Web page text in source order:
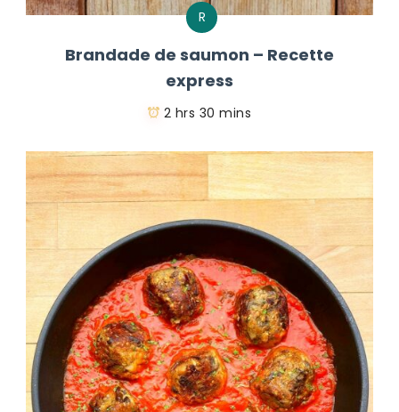
R
Brandade de saumon – Recette
express
2 hrs 30 mins